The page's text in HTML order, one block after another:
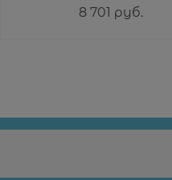
8 701 руб.